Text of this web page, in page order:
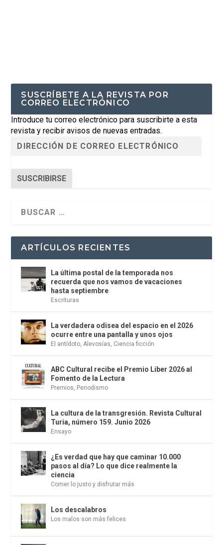
SUSCRÍBETE A LA REVISTA POR
CORREO ELECTRÓNICO
Introduce tu correo electrónico para suscribirte a esta
revista y recibir avisos de nuevas entradas.
SUSCRIBIRSE
ARTÍCULOS RECIENTES
La última postal de la temporada nos
recuerda que nos vamos de vacaciones
hasta septiembre
Escrituras
La verdadera odisea del espacio en el 2026
ocurre entre una pantalla y unos ojos
El antídoto,Alevosías, Ciencia ficción
ABC Cultural recibe el Premio Liber 2026 al
Fomento de la Lectura
Premios, Periodismo
La cultura de la transgresión. Revista Cultural
Turia, número 159. Junio 2026
Ensayo
¿Es verdad que hay que caminar 10.000
pasos al día? Lo que dice realmente la
ciencia
Comer lo justo y disfrutar más
Los descalabros
Los malos son más felices